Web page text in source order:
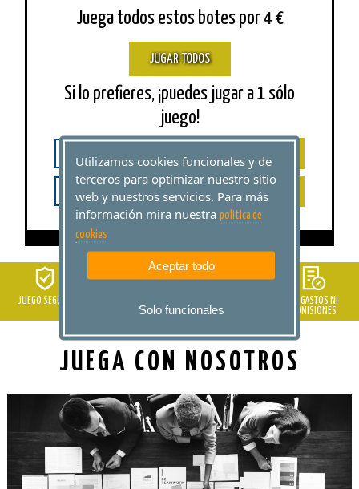
Juega todos estos botes por 4 €
JUGAR TODOS
Si lo prefieres, ¡puedes jugar a 1 sólo
juego!
Euromillones 110M €
El Gordo 12,6M €
JUEGO SEGURO
ELFILONDEORO.ES
NI GASTOS NI
COMISIONES
JUEGA CON NOSOTROS
Utilizamos cookies funcionales y de
terceros para optimizar nuestro sitio
web y nuestros servicios. Para más
información mira nuestra politica de
cookies
Aceptar todo
Solo funcionales